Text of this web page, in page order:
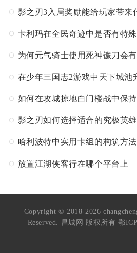
影之刃3入局奖励能给玩家带来
卡利玛在全民奇迹中是否有特
为何元气骑士使用死神镰刀会
如何在攻城掠地白门楼战中保
影之刃如何选择适合的究极英
哈利波特中实用卡组的构筑方
放置江湖侠客行在哪个平台上
Copyright © 2018-2026
Reserved. 昌城网 版权所有 鄂